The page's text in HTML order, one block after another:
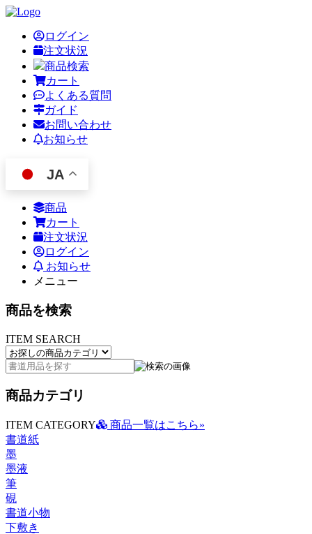
ログイン
注文状況
商品検索
カート
よくある質問
ガイド
お問い合わせ
お知らせ
JA
商品
カート
注文状況
ログイン
お知らせ
メニュー
商品を検索
ITEM SEARCH
商品カテゴリ
ITEM CATEGORY
商品一覧はこちら»
書道紙
墨
墨液
筆
硯
書道小物
下敷き